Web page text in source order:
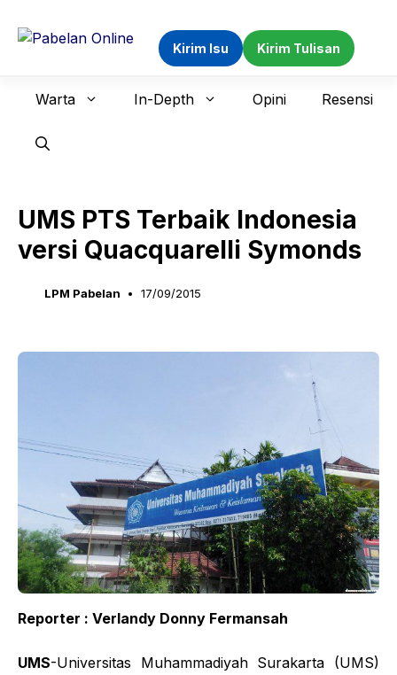
Kirim Isu Kirim Tulisan
Warta In-Depth Opini Resensi
UMS PTS Terbaik Indonesia
versi Quacquarelli Symonds
LPM Pabelan 17/09/2015
Reporter : Verlandy Donny Fermansah
UMS-Universitas Muhammadiyah Surakarta (UMS)